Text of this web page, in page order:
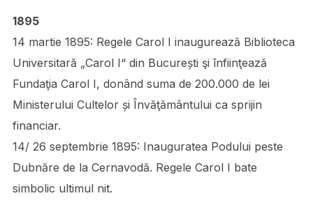
1895
14 martie 1895: Regele Carol I inaugurează Biblioteca
Universitară „Carol I“ din București şi înfiinţează
Fundaţia Carol I, donând suma de 200.000 de lei
Ministerului Cultelor și Învăţământului ca sprijin
financiar.
14/ 26 septembrie 1895: Inauguratea Podului peste
Dubnăre de la Cernavodă. Regele Carol I bate
simbolic ultimul nit.